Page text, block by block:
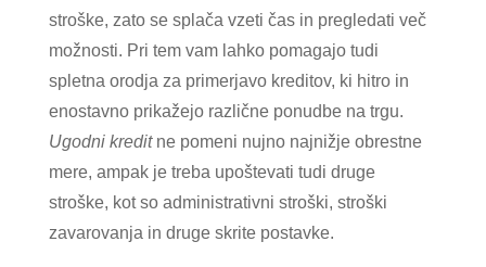
stroške, zato se splača vzeti čas in pregledati več
možnosti. Pri tem vam lahko pomagajo tudi
spletna orodja za primerjavo kreditov, ki hitro in
enostavno prikažejo različne ponudbe na trgu.
Ugodni kreditne pomeni nujno najnižje obrestne
mere, ampak je treba upoštevati tudi druge
stroške, kot so administrativni stroški, stroški
zavarovanja in druge skrite postavke.